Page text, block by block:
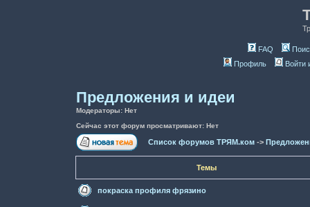
FAQ
Профиль
Войти
Предложения и идеи
Модераторы: Нет
Сейчас этот форум просматривают: Нет
Список форумов ТРЯМ.ком ->
Темы
покраска профиля фрязино